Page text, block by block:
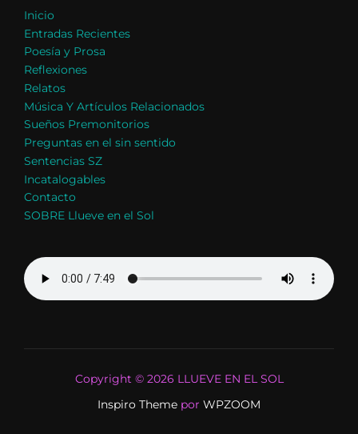
Inicio
Entradas Recientes
Poesía y Prosa
Reflexiones
Relatos
Música Y Artículos Relacionados
Sueños Premonitorios
Preguntas en el sin sentido
Sentencias SZ
Incatalogables
Contacto
SOBRE Llueve en el Sol
Copyright © 2026 LLUEVE EN EL SOL
Inspiro Theme por WPZOOM